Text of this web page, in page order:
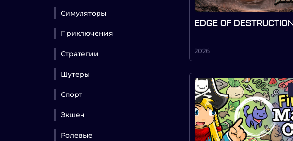
Симуляторы
Приключения
Стратегии
Шутеры
Спорт
Экшен
Ролевые
EDGE OF DESTRUCTION
2026